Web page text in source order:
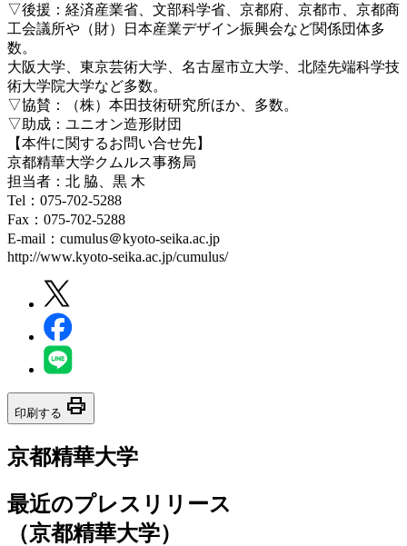
▽後援：経済産業省、文部科学省、京都府、京都市、京都商
工会議所や（財）日本産業デザイン振興会など関係団体多
数。
大阪大学、東京芸術大学、名古屋市立大学、北陸先端科学技
術大学院大学など多数。
▽協賛：（株）本田技術研究所ほか、多数。
▽助成：ユニオン造形財団
【本件に関するお問い合せ先】
京都精華大学クムルス事務局
担当者：北 脇、黒 木
Tel：075-702-5288
Fax：075-702-5288
E-mail：cumulus＠kyoto-seika.ac.jp
http://www.kyoto-seika.ac.jp/cumulus/
印刷する print
京都精華大学
最近のプレスリリース
（京都精華大学）